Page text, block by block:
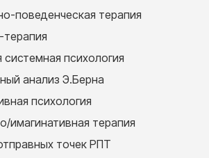
поведенческая терапия
терапия
психология
анализ Э.Берна
психология
имагинативная терапия
точек РПТ